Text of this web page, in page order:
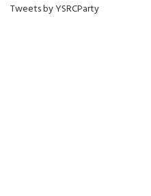
Tweets by YSRCParty